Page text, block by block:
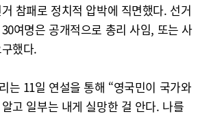
참패로 정치적 압박에 직면했다. 선거
여명은 공개적으로 총리 사임, 또는 사
했다.
는 11일 연설을 통해 “영국민이 국가와
고 일부는 내게 실망한 걸 안다. 나를